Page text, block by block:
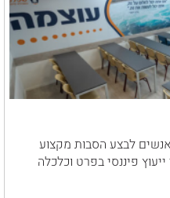
אנשים לבצע הסבות מקצוע
פיננסי בפרט וכלכלה